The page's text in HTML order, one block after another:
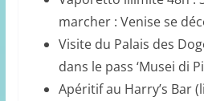
marcher : Venise se
Visite du Palais des
dans le pass ‘Musei di
Apéritif au Harry’s Bar